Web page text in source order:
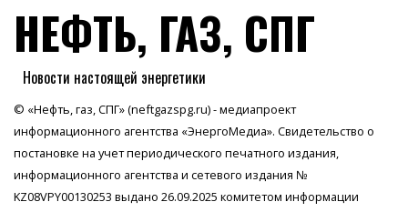
НЕФТЬ, ГАЗ, СПГ
Новости настоящей энергетики
© «Нефть, газ, СПГ» (neftgazspg.ru) - медиапроект
информационного агентства «ЭнергоМедиа». Свидетельство о
постановке на учет периодического печатного издания,
информационного агентства и сетевого издания №
KZ08VPY00130253 выдано 26.09.2025 комитетом информации